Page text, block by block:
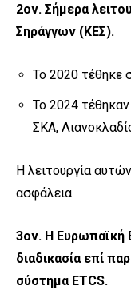
2ον. Σήμερα
Σηράγγων (ΚΕΣ).
Το 2020 τέθηκε
Το 2024
ΣΚΑ,
Η λειτουργία
ασφάλεια.
3ον. Η Ευρωπαϊκή
διαδικασία επί
σύστημα ETCS.